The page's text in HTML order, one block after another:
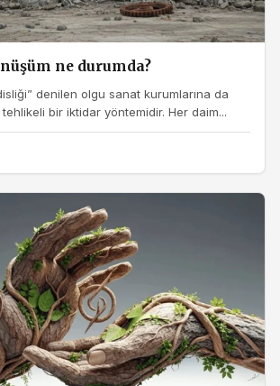
ne durumda?
denilen olgu sanat kurumlarına da
bir iktidar yöntemidir. Her daim...